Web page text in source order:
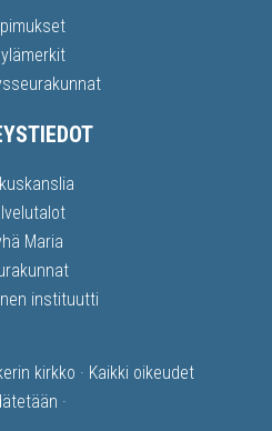
Maria
instituutti
kirkko · Kaikki oikeudet
·